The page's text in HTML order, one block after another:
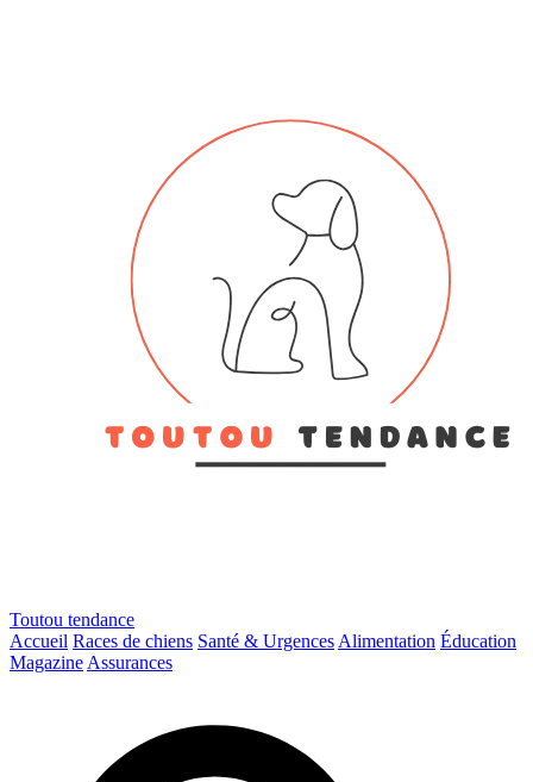
Toutou tendance
Accueil Races de chiens Santé & Urgences Alimentation Éducation
Magazine Assurances